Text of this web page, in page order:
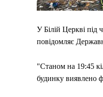
У Білій Церкві під
повідомляє
"Станом на 19:45
будинку виявлено